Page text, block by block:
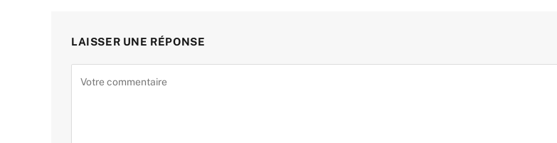
LAISSER UNE RÉPONSE